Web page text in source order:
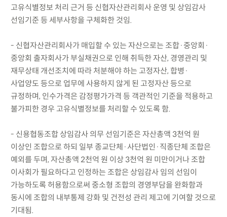
고유식별정보 처리 근거 등 신협자산관리회사 운영 및 상임감사
선임기준 등 세부사항을 구체화한 것임.
- 신협자산관리회사가 매입할 수 있는 자산으로는 조합·중앙회·
중앙회 출자회사가 부실채권으로 인해 취득한 자산, 경영관리 및
재무상태 개선조치에 따라 처분해야 하는 고정자산, 합병·
사업양도 등으로 업무에 사용하지 않게 된 고정자산 등으로
규정하며, 인수가격은 감정평가가격 등 객관적인 기준을 적용하고
불가피한 경우 고유식별정보를 처리할 수 있도록 함.
- 신용협동조합 상임감사 의무 선임기준은 자산총액 3천억 원
이상인 조합으로 하되 일부 종교단체·사단법인·직종단체 조합은
예외를 두며, 자산총액 2천억 원 이상 3천억 원 미만이거나 조합
이사회가 필요하다고 인정하는 조합은 상임감사 임의 선임이
가능하도록 허용함으로써 중소형 조합의 경영부담을 완화함과
동시에 조합의 내부통제 강화 및 건전성 관리 제고에 기여할 것으로
기대됨.